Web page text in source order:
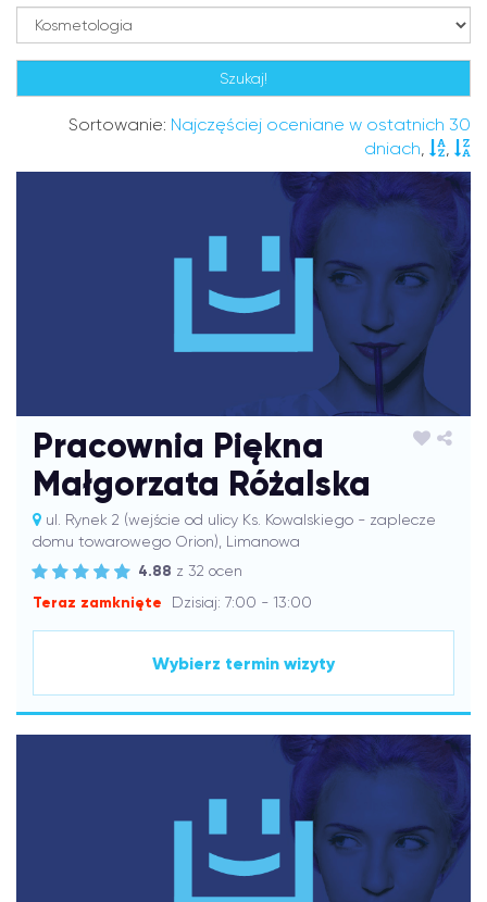
Sortowanie: Najczęściej oceniane w ostatnich 30
dniach, ,
Pracownia Piękna
Małgorzata Różalska
ul. Rynek 2 (wejście od ulicy Ks. Kowalskiego - zaplecze
domu towarowego Orion), Limanowa
4.88 z 32 ocen
Teraz zamknięte Dzisiaj: 7:00 - 13:00
Wybierz termin wizyty